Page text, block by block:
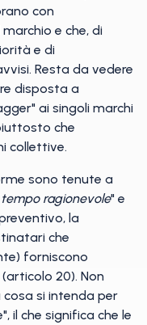
con
e che, di
e di
Resta da vedere
disposta a
ai singoli marchi
che
collettive.
sono tenute a
ragionevole" e
la
che
forniscono
20). Non
si intenda per
il che significa che le